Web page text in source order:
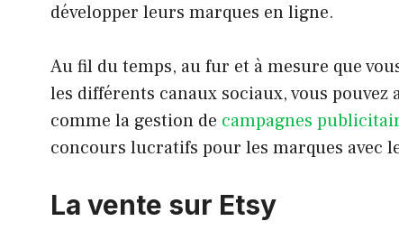
développer leurs marques en ligne.
Au fil du temps, au fur et à mesure que
les différents canaux sociaux, vous pouvez
comme la gestion de campagnes
concours lucratifs pour les marques avec
La vente sur Etsy